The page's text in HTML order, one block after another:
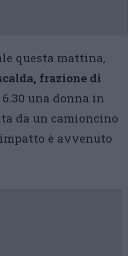
questa mattina,
frazione di
una donna in
da un camioncino
è avvenuto